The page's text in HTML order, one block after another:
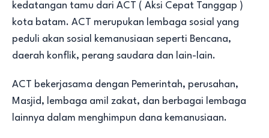
kedatangan tamu dari ACT ( Aksi Cepat Tanggap )
kota batam. ACT merupukan lembaga sosial yang
peduli akan sosial kemanusiaan seperti Bencana,
daerah konflik, perang saudara dan lain-lain.
ACT bekerjasama dengan Pemerintah, perusahan,
Masjid, lembaga amil zakat, dan berbagai lembaga
lainnya dalam menghimpun dana kemanusiaan.